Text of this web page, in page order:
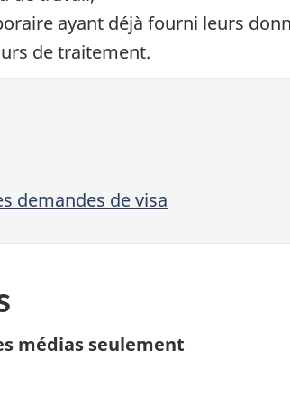
ayant déjà fourni leurs
de traitement.
demandes de visa
médias seulement